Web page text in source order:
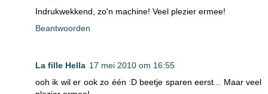
Indrukwekkend, zo'n machine! Veel plezier ermee!
Beantwoorden
La fille Hella 17 mei 2010 om 16:55
ooh ik wil er ook zo één :D beetje sparen eerst... Maar veel